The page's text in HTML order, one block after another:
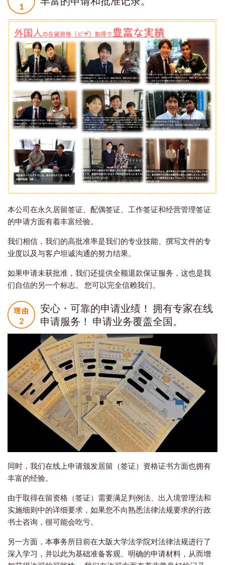
本公司在永久居留签证、配偶签证、工作签证和经营管理签证
的申请方面有着丰富经验。
我们相信，我们的高批准率是我们的专业技能、撰写文件的专
业度以及与客户坦诚沟通的努力结果。
如果申请未获批准，我们还提供全额退款保证服务，这也是我
们自信的另一个标志。 您可以完全信赖我们。
安心・可靠的申请业绩！ 拥有专家在线
申请服务！ 申请业务覆盖全国。
同时，我们在线上申请颁发居留（签证）资格证书方面也拥有
丰富的经验。
由于取得在留资格（签证）需要满足判例法、出入境管理法和
实施细则中的详细要求，如果您不向熟悉法律法规要求的行政
书士咨询，很可能会吃亏。
另一方面，本事务所目前在大阪大学法学院对法律法规进行了
深入学习，并以此为基础准备客观、明确的申请材料，从而增